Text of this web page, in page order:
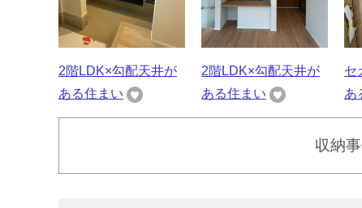
2階LDK×勾配天井が
ある住まい
2階LDK×勾配天井が
ある住まい
セ
あ
収納